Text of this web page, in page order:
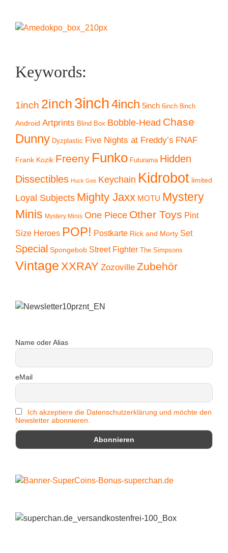
Keywords:
1inch 2inch 3inch4inch 5inch 6inch 8inch
Android Artprints Blind Box Bobble-Head Chase
Dunny Dyzplastic Five Nights at Freddy’s FNAF
Frank Kozik Freeny Funko Futurama Hidden
Dissectibles Huck Gee Keychain Kidrobot limited
Loyal Subjects Mighty Jaxx MOTU Mystery
Minis Mystery Minis One Piece Other Toys Pint
Size Heroes POP! Postkarte Rick and Morty Set
Special Spongebob Street Fighter The Simpsons
Vintage XXRAY Zozoville Zubehör
Name oder Alias
eMail
Ich akzeptiere die Datenschutzerklärung und möchte den
Newsletter abonnieren.